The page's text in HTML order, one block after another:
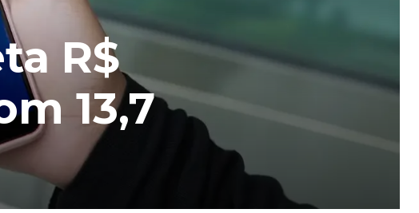
R$
13,7